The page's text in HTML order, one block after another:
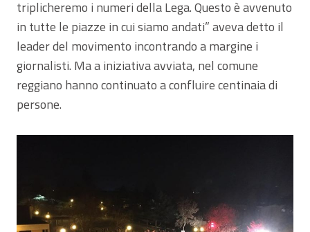
triplicheremo i numeri della Lega. Questo è avvenuto
in tutte le piazze in cui siamo andati” aveva detto il
leader del movimento incontrando a margine i
giornalisti. Ma a iniziativa avviata, nel comune
reggiano hanno continuato a confluire centinaia di
persone.